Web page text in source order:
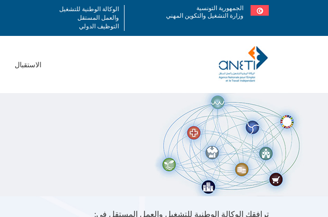
content
الجمهورية التونسية
وزارة التشغيل والتكوين المهني
الوكالة الوطنية للتشغيل
والعمل المستقل
التوظيف الدولي
الاستقبال
Body
ترافقك الوكالة الوطنية للتشغيل والعمل المستقل في: